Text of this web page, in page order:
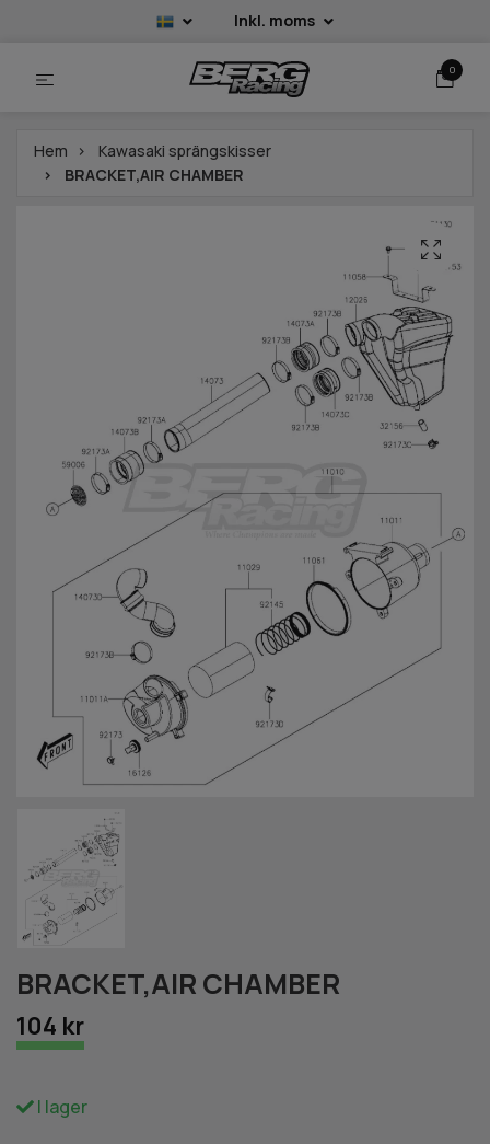
Inkl. moms
0
Hem
Kawasaki sprängskisser
BRACKET,AIR CHAMBER
BRACKET,AIR CHAMBER
104 kr
I lager